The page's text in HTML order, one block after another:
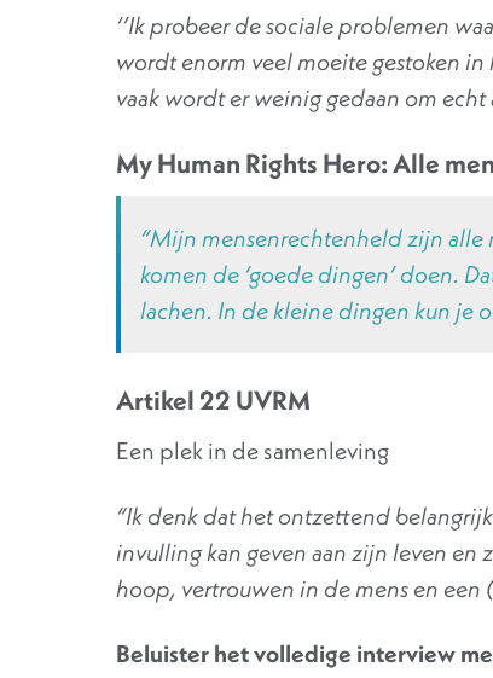
‘’Ik probeer de sociale problemen
wordt enorm veel moeite gestoken
vaak wordt er weinig gedaan om
My Human Rights Hero: Alle
“Mijn mensenrechtenheld zijn alle
komen de ‘goede dingen’ doen.
lachen. In de kleine dingen kun je
Artikel 22 UVRM
Een plek in de samenleving
“Ik denk dat het ontzettend
invulling kan geven aan zijn leven
hoop, vertrouwen in de mens en een
Beluister het volledige interview